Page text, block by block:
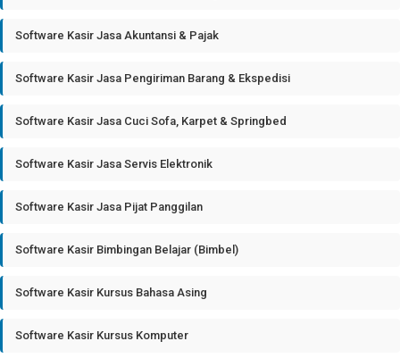
Software Kasir Jasa Akuntansi & Pajak
Software Kasir Jasa Pengiriman Barang & Ekspedisi
Software Kasir Jasa Cuci Sofa, Karpet & Springbed
Software Kasir Jasa Servis Elektronik
Software Kasir Jasa Pijat Panggilan
Software Kasir Bimbingan Belajar (Bimbel)
Software Kasir Kursus Bahasa Asing
Software Kasir Kursus Komputer